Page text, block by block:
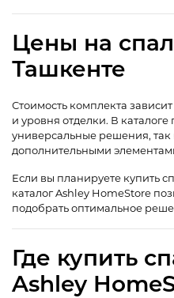
Цены на
Ташкенте
Стоимость комплекта
и уровня отделки. В
универсальные решения,
дополнительными
Если вы планируете купить
каталог Ashley HomeStore
подобрать оптимальное
Где купить
Ashley